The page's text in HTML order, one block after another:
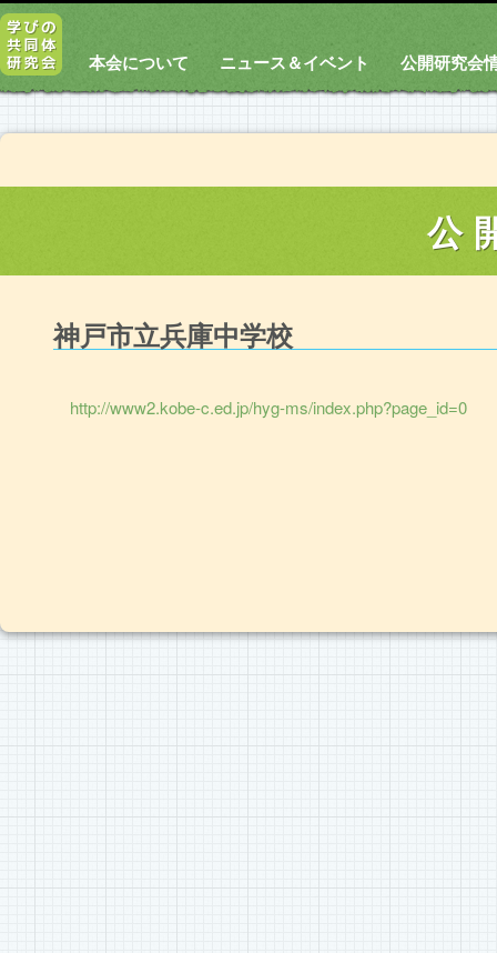
本会について ニュース＆イベント 公開研究会
公
神戸市立兵庫中学校
http://www2.kobe-c.ed.jp/hyg-ms/index.php?page_id=0